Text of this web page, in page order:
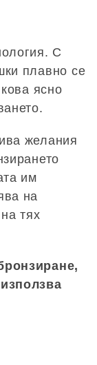
С
плавно се
ясно
желания
им
на
тях